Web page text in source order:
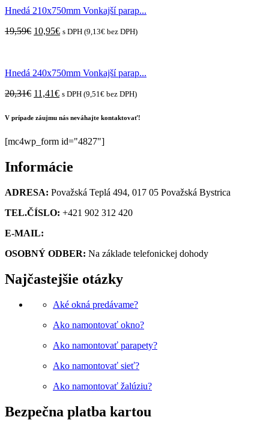
Hnedá 210x750mm Vonkajší parap...
19,59€ Original
10,95€Current
s DPH (9,13€ bez DPH)
Hnedá 240x750mm Vonkajší parap...
20,31€ Original
was:
11,41€Current
is:
s DPH (9,51€ bez DPH)
V prípade záujmu nás neváhajte kontaktovať!
[mc4wp_form id="4827"]
Informácie
ADRESA: Považská Teplá 494, 017 05 Považská Bystrica
TEL.ČÍSLO: +421 902 312 420
E-MAIL:
OSOBNÝ ODBER: Na základe telefonickej dohody
Najčastejšie otázky
Aké okná predávame?
Ako namontovať okno?
Ako namontovať parapety?
Ako namontovať sieť?
Ako namontovať žalúziu?
Bezpečna platba kartou